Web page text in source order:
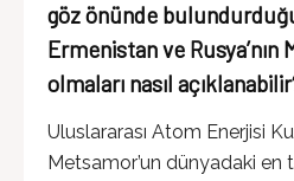
göz önünde
Ermenistan ve Rusya’nın
olmaları nasıl
Uluslararası Atom Enerjisi
Metsamor’un dünyadaki en